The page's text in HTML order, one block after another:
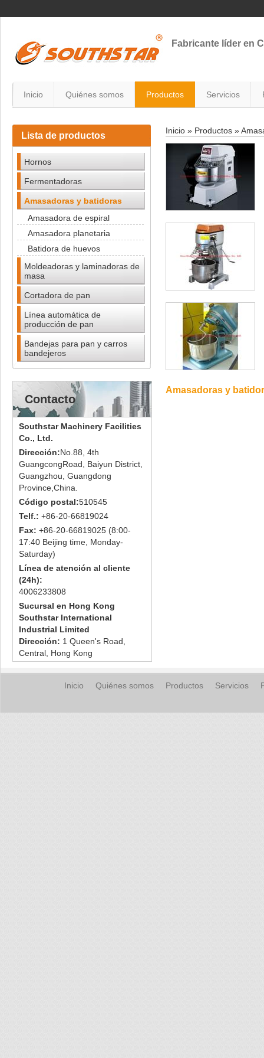
Fabricante líder en
Inicio Quiénes somos Productos Servicios
Lista de productos
Hornos
Fermentadoras
Amasadoras y batidoras
Amasadora de espiral
Amasadora planetaria
Batidora de huevos
Moldeadoras y laminadoras de
masa
Cortadora de pan
Línea automática de
producción de pan
Bandejas para pan y carros
bandejeros
Contacto
Southstar Machinery Facilities
Co., Ltd.
Dirección:No.88, 4th
GuangcongRoad, Baiyun District,
Guangzhou, Guangdong
Province,China.
Código postal:510545
Telf.: +86-20-66819024
Fax: +86-20-66819025 (8:00-
17:40 Beijing time, Monday-
Saturday)
Línea de atención al cliente
(24h):
4006233808
Sucursal en Hong Kong
Southstar International
Industrial Limited
Dirección: 1 Queen's Road,
Central, Hong Kong
Inicio » Productos »
Amasadoras y
Inicio Quiénes somos Productos Servicios